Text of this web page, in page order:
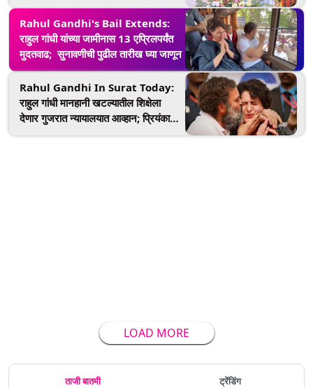
म्हणाले
Rahul Gandhi's Bail Extends:
राहुल गांधी यांच्या जामीनास 13 एप्रिलपर्यंत
मुदतवाढ; सुनावणीची पुढील तारीख घ्या जाणून
Rahul Gandhi In Surat Today:
राहुल गांधी मानहानी खटल्यातील शिक्षेला
देणार गुजरात न्यायालयात आव्हान; प्रियंका
LOAD MORE
ताजी बातमी ट्रेंडिंग